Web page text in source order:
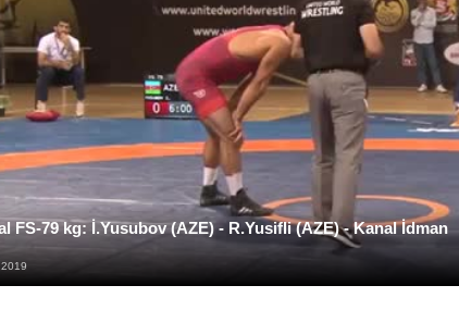
FS-79 kg: İ.Yusubov (AZE) - R.Yusifli (AZE) - Kanal İdman